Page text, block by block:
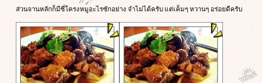
ส่วนจานหลักก็มีซี่โครงหมูอะไรซักอย่าง จำไม่ได้ครับ แต่เค็มๆ หวานๆ อร่อยดีครับ